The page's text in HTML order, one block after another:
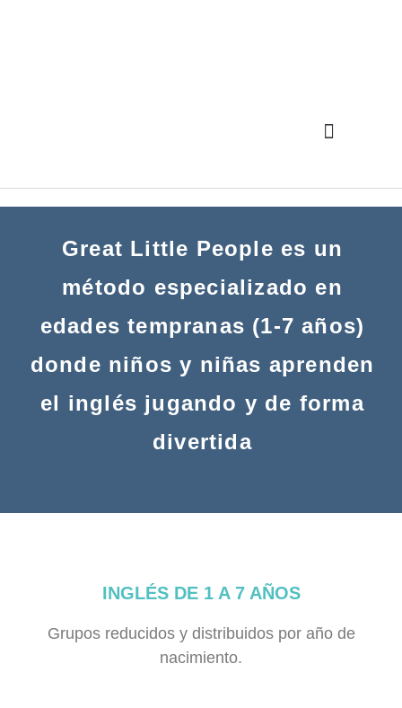
Great Little People es un
método especializado en
edades tempranas (1-7 años)
donde niños y niñas aprenden
el inglés jugando y de forma
divertida
INGLÉS DE 1 A 7 AÑOS
Grupos reducidos y distribuidos por año de
nacimiento.